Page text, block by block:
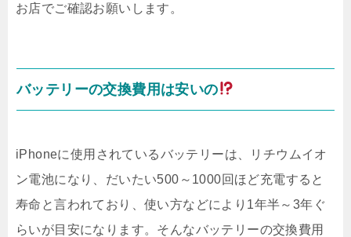
お店でご確認お願いします。
バッテリーの交換費用は安いの
iPhoneに使用されているバッテリーは、リチウムイオ
ン電池になり、だいたい500～1000回ほど充電すると
寿命と言われており、使い方などにより1年半～3年ぐ
らいが目安になります。そんなバッテリーの交換費用